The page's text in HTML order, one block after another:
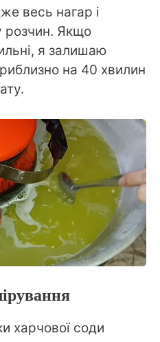
весь нагар і
розчин. Якщо
я залишаю
на 40 хвилин
харчової соди